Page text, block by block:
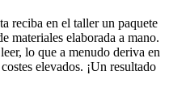
reciba en el taller un paquete
materiales elaborada a mano.
lo que a menudo deriva en
elevados. ¡Un resultado